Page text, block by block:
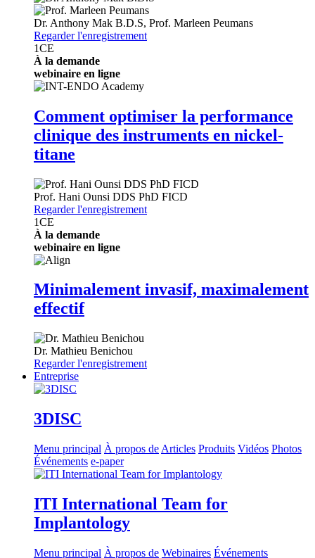
Dr. Anthony Mak B.D.S, Prof. Marleen Peumans
Regarder l'enregistrement
1CE
À la demande
webinaire en ligne
Comment optimiser la performance
clinique des instruments en nickel-
titane
Prof. Hani Ounsi DDS PhD FICD
Regarder l'enregistrement
1CE
À la demande
webinaire en ligne
Minimalement invasif, maximalement
effectif
Dr. Mathieu Benichou
Regarder l'enregistrement
Entreprise
3DISC
Menu principal À propos de Articles Produits Vidéos Photos
Événements e-paper
ITI International Team for
Implantology
Menu principal À propos de Webinaires Événements